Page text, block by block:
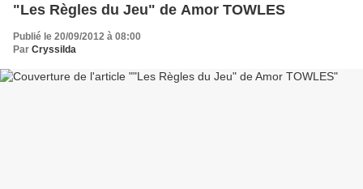
"Les Règles du Jeu" de Amor TOWLES
Publié le 20/09/2012 à 08:00
Par Cryssilda